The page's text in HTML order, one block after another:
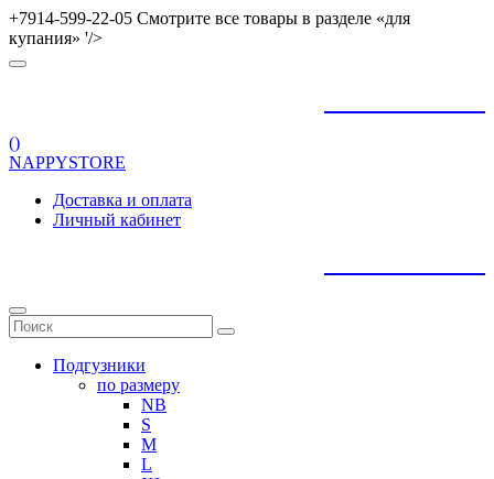
+7914-599-22-05 Смотрите все товары в разделе «для
купания» '/>
()
NAPPYSTORE
Доставка и оплата
Личный кабинет
Подгузники
по размеру
NB
S
M
L